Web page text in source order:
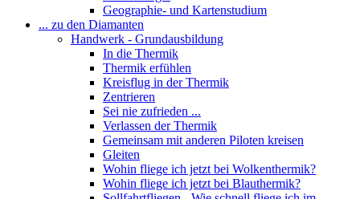
Geographie- und Kartenstudium
... zu den Diamanten
Handwerk - Grundausbildung
In die Thermik
Thermik erfühlen
Kreisflug in der Thermik
Zentrieren
Sei nie zufrieden ...
Verlassen der Thermik
Gemeinsam mit anderen Piloten kreisen
Gleiten
Wohin fliege ich jetzt bei Wolkenthermik?
Wohin fliege ich jetzt bei Blauthermik?